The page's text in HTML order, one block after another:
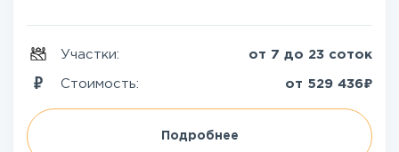
Участки: от 7 до 23 соток
Стоимость: от 529 436₽
Подробнее